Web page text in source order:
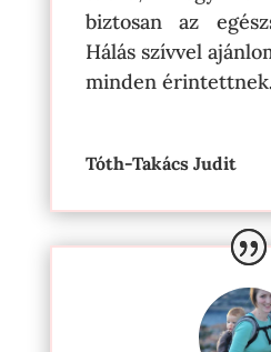
biztosan az
Hálás szívvel
minden érintettnek
Tóth-Takács Judit